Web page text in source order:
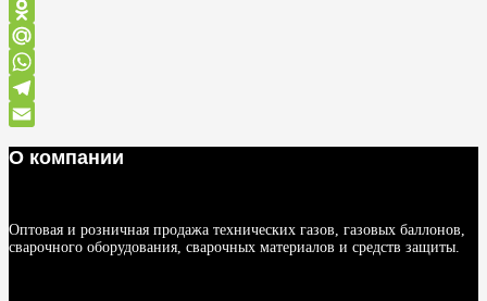
VK
Odnoklassniki
Mail.Ru
WhatsApp
Telegram
О компании
Оптовая и розничная продажа технических газов, газовых баллонов,
сварочного оборудования, сварочных материалов и средств защиты.